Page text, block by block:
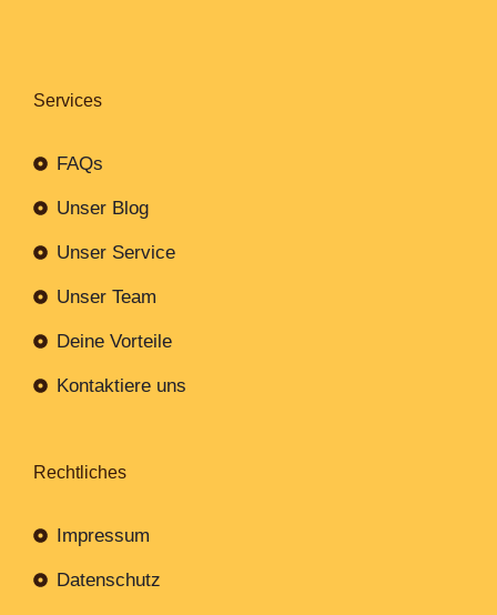
Services
FAQs
Unser Blog
Unser Service
Unser Team
Deine Vorteile
Kontaktiere uns
Rechtliches
Impressum
Datenschutz